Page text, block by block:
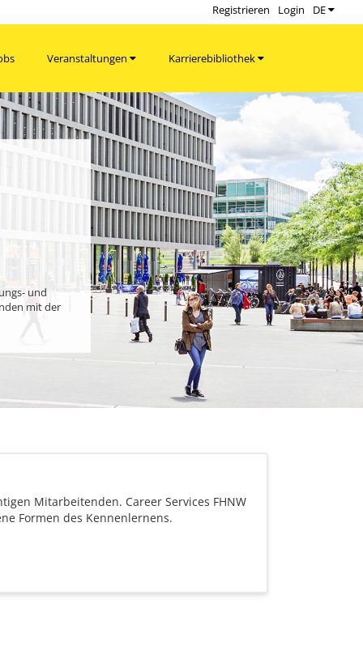
Registrieren Login DE
Veranstaltungen Karrierebibliothek
und
mit der
Mitarbeitenden. Career Services FHNW
Formen des Kennenlernens.